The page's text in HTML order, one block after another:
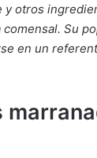
y otros
Su
en un